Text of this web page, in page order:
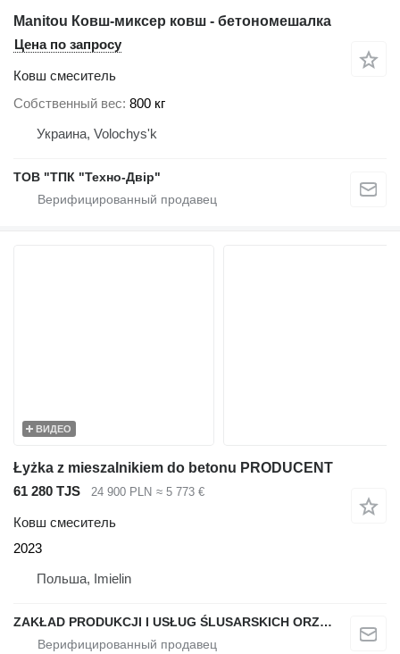
Manitou Ковш-миксер ковш - бетономешалка
Цена по запросу
Ковш смеситель
Собственный вес 800 кг
Украина, Volochys'k
ТОВ "ТПК "Техно-Двір"
ВИДЕО
Łyżka z mieszalnikiem do betonu PRODUCENT
61 280 TJS
24 900 PLN ≈ 5 773 €
Ковш смеситель
2023
Польша, Imielin
ZAKŁAD PRODUKCJI I USŁUG ŚLUSARSKICH ORZEŁ